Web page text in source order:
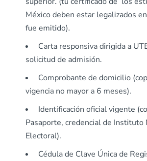
México deben estar legalizados
fue emitido).
Carta responsiva dirigida a
solicitud de admisión.
Comprobante de domicilio
vigencia no mayor a 6 meses).
Identificación oficial vigente
Pasaporte, credencial de Instituto
Electoral).
Cédula de Clave Única de